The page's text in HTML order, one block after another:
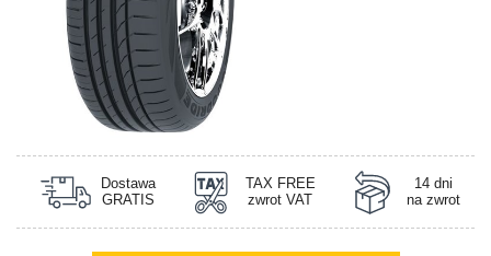
Dostawa
GRATIS
TAX FREE
zwrot VAT
14 dni
na zwrot